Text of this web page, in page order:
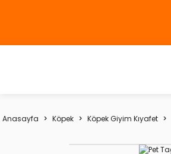
Anasayfa Köpek Köpek Giyim Kıyafet